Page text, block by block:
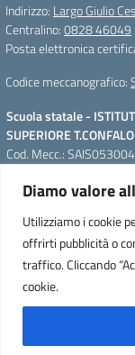
Diamo valore
Utilizziamo i cookie
offrirti pubblicità o
traffico. Cliccando
cookie.
Indirizzo: Largo Giulio
Centralino:0828 46049
Posta elettronica
Codice meccanografico:
Scuola statale -
SUPERIORE
Cod. Mecc.: SAIS053004
84022 Campagna(SA)
IPSIAM: +39 0828
0828 46228
e-mail:
pec: